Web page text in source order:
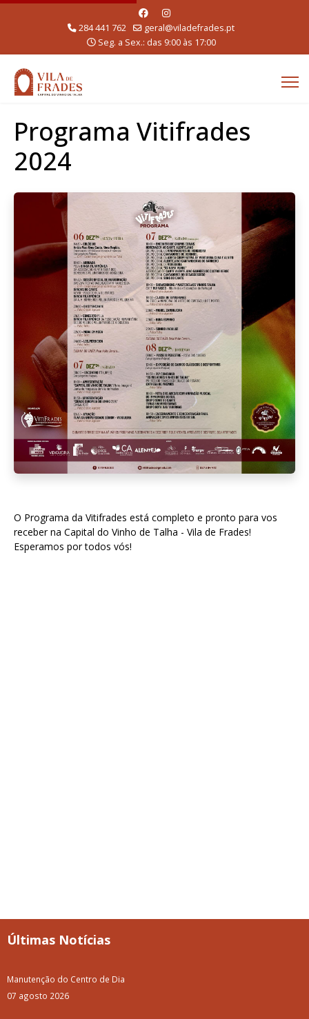
284 441 762
geral@viladefrades.pt
Seg. a Sex.: das 9:00 às 17:00
Programa Vitifrades
2024
O Programa da Vitifrades está completo e pronto para vos
receber na Capital do Vinho de Talha - Vila de Frades!
Esperamos por todos vós!
Últimas Notícias
Manutenção do Centro de Dia
07 agosto 2026